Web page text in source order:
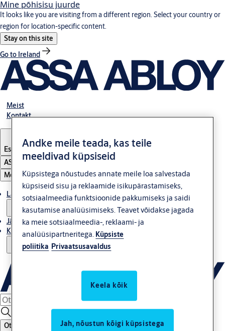
Mine põhisisu juurde
It looks like you are visiting from a different region. Select your country or
region for location-specific content.
Stay on this site
Go to Ireland
Meist
Kontakt
Estonia ·Eesti
ASSA ABLOY Group
Menüü
Lahendused
Jätkusuutlikkus
Kust osta
Otsing
Andke meile teada, kas teile
meeldivad küpsiseid
Küpsistega nõustudes annate meile loa salvestada
küpsiseid sisu ja reklaamide isikupärastamiseks,
sotsiaalmeedia funktsioonide pakkumiseks ja saidi
kasutamise analüüsimiseks. Teavet võidakse jagada
ka meie sotsiaalmeedia-, reklaami- ja
analüüsipartneritega. Küpsiste
poliitika Privaatsusavaldus
Keela kõik
Jah, nõustun kõigi küpsistega